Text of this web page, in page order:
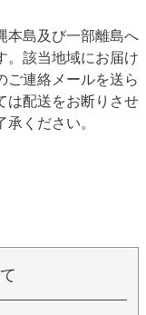
本島及び一部離島へ
。該当地域にお届け
ご連絡メールを送ら
は配送をお断りさせ
ください。